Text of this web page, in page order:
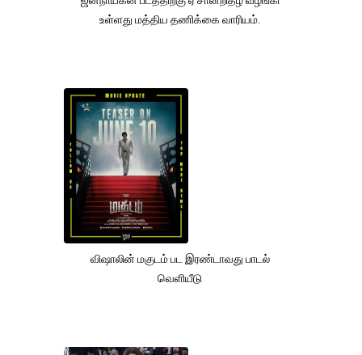
உள்ளது மத்திய தணிக்கை வாரியம்.
விஷாலின் மகுடம் பட இரண்டாவது பாடல்
வெளியீடு